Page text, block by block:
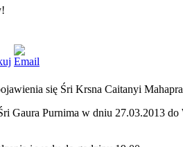
się Śri Krsna Caitanyi
Gaura Purnima w dniu 27.03.2013